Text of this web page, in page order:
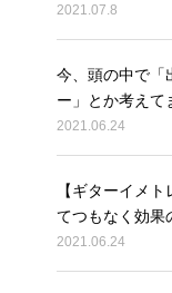
2021.07.8
今、頭の中で「
ー」とか考えて
2021.06.24
【ギターイメ
てつもなく効果
2021.06.24